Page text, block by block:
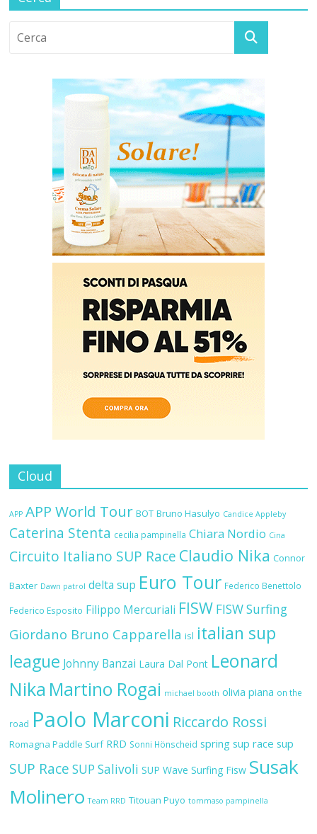
Cloud
APP APP World Tour BOT Bruno Hasulyo Candice Appleby
Caterina Stenta cecilia pampinella Chiara Nordio Cina
Circuito Italiano SUP Race Claudio Nika Connor
Baxter Dawn patrol delta sup Euro Tour Federico Benettolo
Federico Esposito Filippo Mercuriali FISW FISW Surfing
Giordano Bruno Capparella isl italian sup
league Johnny Banzai Laura Dal Pont Leonard
Nika Martino Rogai michael booth olivia piana on the
road Paolo Marconi Riccardo Rossi
Romagna Paddle Surf RRD Sonni Hönscheid spring sup race sup
SUP Race SUP Salivoli SUP Wave Surfing Fisw Susak
Molinero Team RRD Titouan Puyo tommaso pampinella